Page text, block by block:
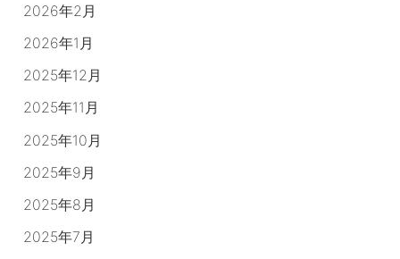
2026年2月
2026年1月
2025年12月
2025年11月
2025年10月
2025年9月
2025年8月
2025年7月